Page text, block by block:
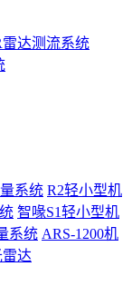
雷达测流系统
系统 R2轻小型机
智喙S1轻小型机
系统 ARS-1200机
达